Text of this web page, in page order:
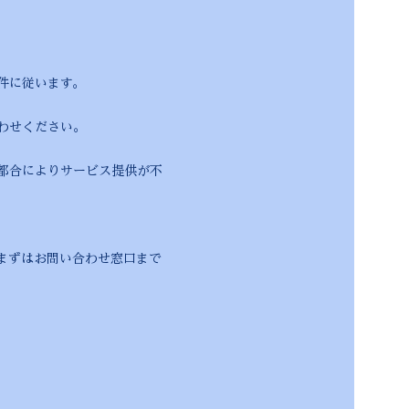
従います。
ください。
よりサービス提供が不
お問い合わせ窓口まで